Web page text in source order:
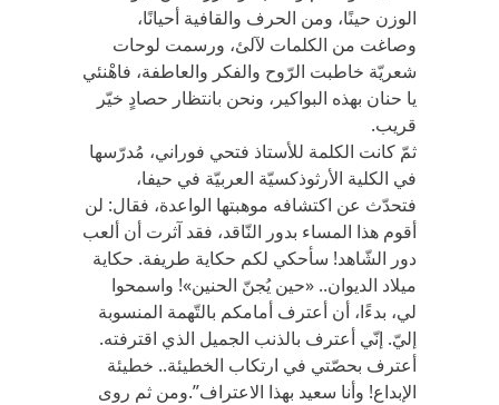
الوزن حينًا، ومن الحرف والقافية أحيانًا،
وصاغت من الكلمات لآلئ، ورسمت لوحات
شعريّة خاطبت الرّوح والفكر والعاطفة، فاهْنئي
يا حنان بهذه البواكير، ونحن بانتظار حصادٍ خيّر
قريب.
ثمّ كانت الكلمة للأستاذ فتحي فوراني، مُدرّسها
في الكلية الأرثوذكسيّة العربيّة في حيفا،
فتحدّث عن اكتشافه موهبتها الواعدة، فقال: لن
أقوم هذا المساء بدور النّاقد، فقد آثرت أن ألعب
دور الشّاهد! سأحكي لكم حكاية طريفة. حكاية
ميلاد الديوان.. «حين يُجنّ الحنين»! واسمحوا
لي، بدءًا، أن أعترف أمامكم بالتّهمة المنسوبة
إليّ. إنّي أعترف بالذنب الجميل الذي اقترفته.
أعترف بحصّتي في ارتكاب الخطيئة.. خطيئة
الإبداع! وأنا سعيد بهذا الاعتراف”.ومن ثم روى